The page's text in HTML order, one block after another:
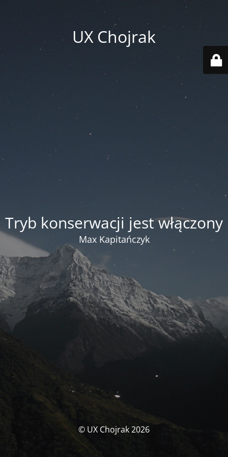
UX Chojrak
Tryb konserwacji jest włączony
Max Kapitańczyk
© UX Chojrak 2026